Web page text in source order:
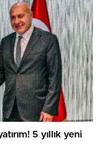
5 yıllık yeni